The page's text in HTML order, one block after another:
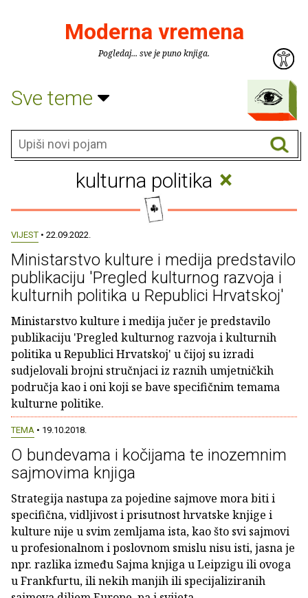
Moderna vremena
Pogledaj... sve je puno knjiga.
Sve teme
kulturna politika ×
VIJEST • 22.09.2022.
Ministarstvo kulture i medija predstavilo
publikaciju 'Pregled kulturnog razvoja i
kulturnih politika u Republici Hrvatskoj'
Ministarstvo kulture i medija jučer je predstavilo
publikaciju 'Pregled kulturnog razvoja i kulturnih
politika u Republici Hrvatskoj' u čijoj su izradi
sudjelovali brojni stručnjaci iz raznih umjetničkih
područja kao i oni koji se bave specifičnim temama
kulturne politike.
TEMA • 19.10.2018.
O bundevama i kočijama te inozemnim
sajmovima knjiga
Strategija nastupa za pojedine sajmove mora biti i
specifična, vidljivost i prisutnost hrvatske knjige i
kulture nije u svim zemljama ista, kao što svi sajmovi
u profesionalnom i poslovnom smislu nisu isti, jasna je
npr. razlika između Sajma knjiga u Leipzigu ili ovoga
u Frankfurtu, ili nekih manjih ili specijaliziranih